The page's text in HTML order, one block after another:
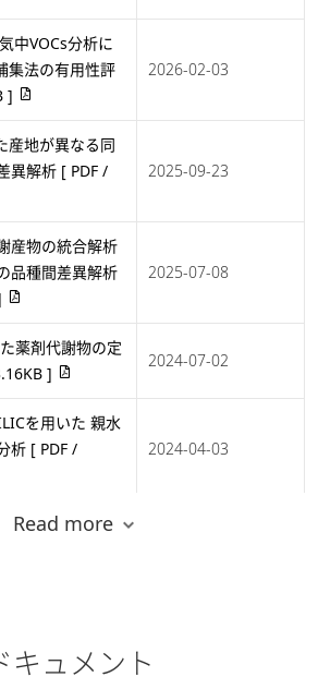
中VOCs分析に
集法の有用性評
]
2026-02-03
産地が異なる同
異解析 [ PDF /
2025-09-23
産物の統合解析
品種間差異解析
2025-07-08
薬剤代謝物の定
]
2024-07-02
を用いた 親水
析 [ PDF /
2024-04-03
ータの統合によ
加齢の差異解析
Read more
キュメント